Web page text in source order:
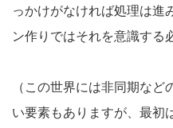
っかけがなければ処理は進
ン作りではそれを意識する
（この世界には非同期な
い要素もありますが、最初